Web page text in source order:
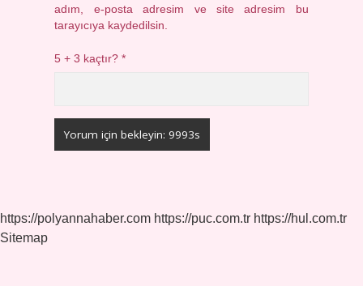
adım, e-posta adresim ve site adresim bu
tarayıcıya kaydedilsin.
5 + 3 kaçtır?*
https://polyannahaber.com https://puc.com.tr https://hul.com.tr
Sitemap